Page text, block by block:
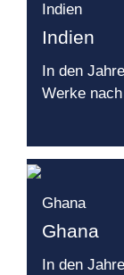
Indien
Indien
In den
Werke
Ghana
Ghana
In den